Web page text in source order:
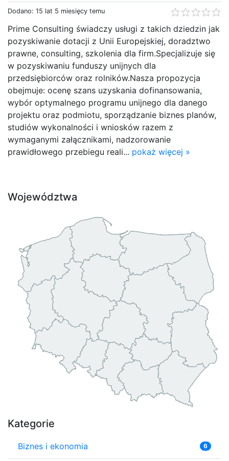
Dodano: 15 lat 5 miesięcy temu
Prime Consulting świadczy usługi z takich dziedzin jak
pozyskiwanie dotacji z Unii Europejskiej, doradztwo
prawne, consulting, szkolenia dla firm.Specjalizuje się
w pozyskiwaniu funduszy unijnych dla
przedsiębiorców oraz rolników.Nasza propozycja
obejmuje: ocenę szans uzyskania dofinansowania,
wybór optymalnego programu unijnego dla danego
projektu oraz podmiotu, sporządzanie biznes planów,
studiów wykonalności i wniosków razem z
wymaganymi załącznikami, nadzorowanie
prawidłowego przebiegu reali... pokaż więcej »
Województwa
Kategorie
Biznes i ekonomia 6